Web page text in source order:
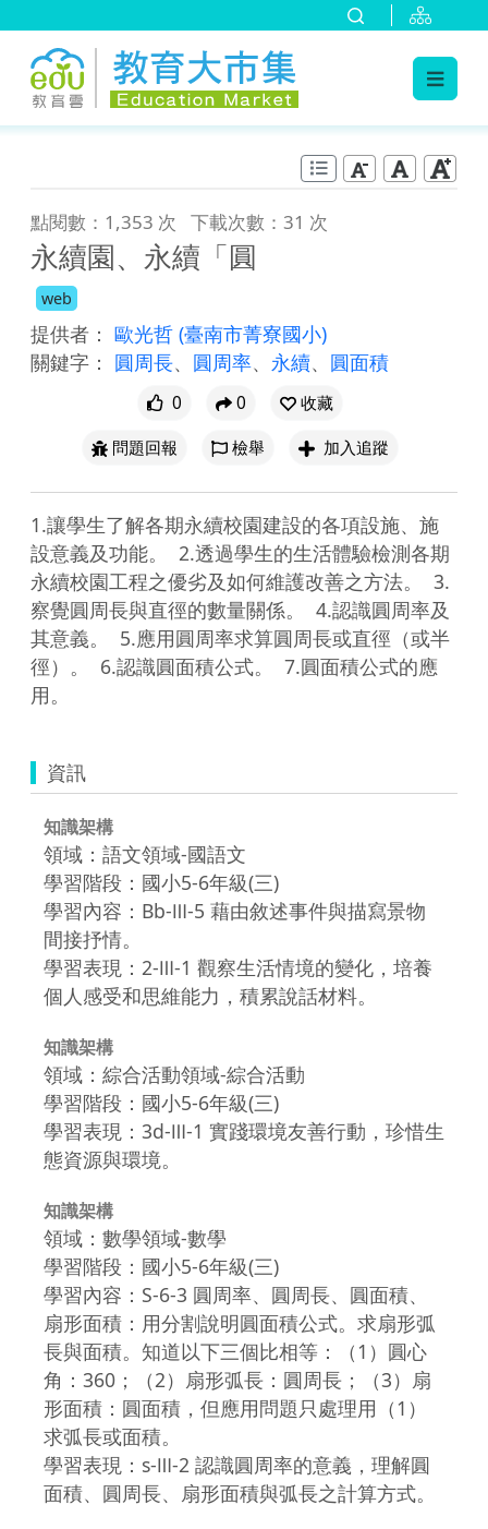
點閱數：1,353 次 下載次數：31 次
永續園、永續「圓
web
提供者： 歐光哲 (臺南市菁寮國小)
關鍵字： 圓周長、 圓周率、 永續、 圓面積
0 0
收藏
問題回報
檢舉 加入追蹤
1.讓學生了解各期永續校園建設的各項設施、施
設意義及功能。  2.透過學生的生活體驗檢測各期
永續校園工程之優劣及如何維護改善之方法。  3.
察覺圓周長與直徑的數量關係。  4.認識圓周率及
其意義。  5.應用圓周率求算圓周長或直徑（或半
徑）。  6.認識圓面積公式。  7.圓面積公式的應
用。
資訊
知識架構
領域：語文領域-國語文
學習階段：國小5-6年級(三)
學習內容：Bb-Ⅲ-5 藉由敘述事件與描寫景物
間接抒情。
學習表現：2-Ⅲ-1 觀察生活情境的變化，培養
個人感受和思維能力，積累說話材料。
知識架構
領域：綜合活動領域-綜合活動
學習階段：國小5-6年級(三)
學習表現：3d-Ⅲ-1 實踐環境友善行動，珍惜生
態資源與環境。
知識架構
領域：數學領域-數學
學習階段：國小5-6年級(三)
學習內容：S-6-3 圓周率、圓周長、圓面積、
扇形面積：用分割說明圓面積公式。求扇形弧
長與面積。知道以下三個比相等：（1）圓心
角：360；（2）扇形弧長：圓周長；（3）扇
形面積：圓面積，但應用問題只處理用（1）
求弧長或面積。
學習表現：s-Ⅲ-2 認識圓周率的意義，理解圓
面積、圓周長、扇形面積與弧長之計算方式。